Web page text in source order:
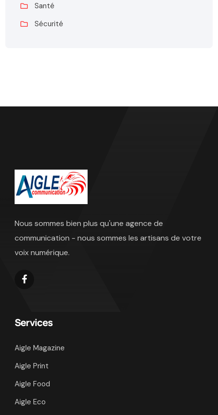
Santé
Sécurité
Nous sommes bien plus qu'une agence de
communication - nous sommes les artisans de votre
voix numérique.
Services
Aigle Magazine
Aigle Print
Aigle Food
Aigle Eco